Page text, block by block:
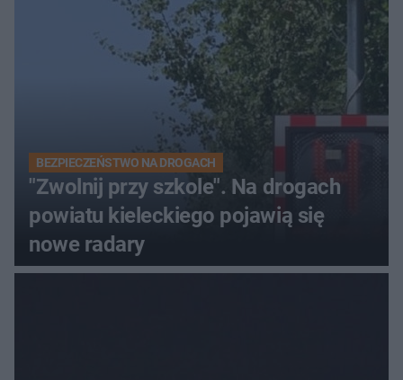
BEZPIECZEŃSTWO NA DROGACH
"Zwolnij przy szkole". Na drogach
powiatu kieleckiego pojawią się
nowe radary